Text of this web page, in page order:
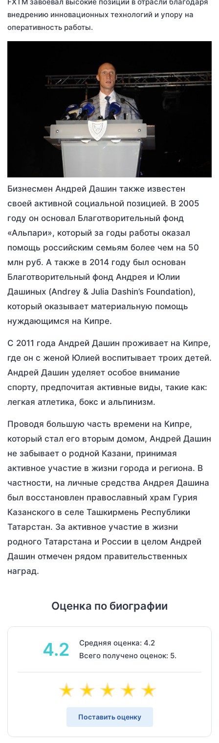
внедрению инновационных технологий и упору на
оперативность работы.
Бизнесмен Андрей Дашин также известен
своей активной социальной позицией. В 2005
году он основал Благотворительный фонд
«Альпари», который за годы работы оказал
помощь российским семьям более чем на 50
млн руб. А также в 2014 году был основан
Благотворительный фонд Андрея и Юлии
Дашиных (Andrey & Julia Dashin’s Foundation),
который оказывает материальную помощь
нуждающимся на Кипре.
С 2011 года Андрей Дашин проживает на Кипре,
где он с женой Юлией воспитывает троих детей.
Андрей Дашин уделяет особое внимание
спорту, предпочитая активные виды, такие как:
легкая атлетика, бокс и альпинизм.
Проводя большую часть времени на Кипре,
который стал его вторым домом, Андрей Дашин
не забывает о родной Казани, принимая
активное участие в жизни города и региона. В
частности, на личные средства Андрея Дашина
был восстановлен православный храм Гурия
Казанского в селе Ташкирмень Республики
Татарстан. За активное участие в жизни
родного Татарстана и России в целом Андрей
Дашин отмечен рядом правительственных
наград.
Оценка по биографии
4.2
Средняя оценка: 4.2
Всего получено оценок: 5.
Поставить оценку